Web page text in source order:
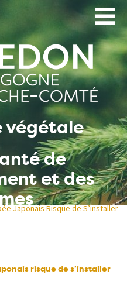
végétale
de
et des
Japonais Risque de S’installer
risque de s’installer